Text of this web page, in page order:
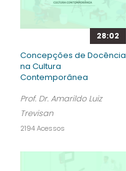
28:02
Concepções de Docência
na Cultura
Contemporânea
Prof. Dr. Amarildo Luiz
Trevisan
2194 Acessos